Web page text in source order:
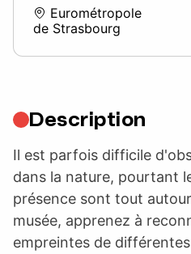
Eurométropole
de Strasbourg
Description
Il est parfois difficile
dans la nature, pourtant
présence sont tout
musée, apprenez à
empreintes de